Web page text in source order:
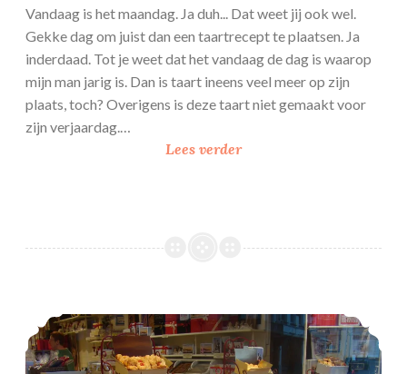
e
Vandaag is het maandag. Ja duh... Dat weet jij ook wel.
Gekke dag om juist dan een taartrecept te plaatsen. Ja
inderdaad. Tot je weet dat het vandaag de dag is waarop
mijn man jarig is. Dan is taart ineens veel meer op zijn
plaats, toch? Overigens is deze taart niet gemaakt voor
zijn verjaardag.…
Lees verderS
a
a
Uit tip: Pateekesweek Antwerpen